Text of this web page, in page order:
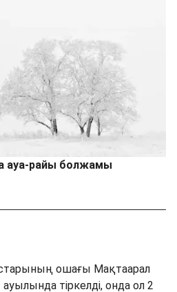
ауа-райы болжамы
ошағы Мақтаарал
тіркелді, онда ол 2